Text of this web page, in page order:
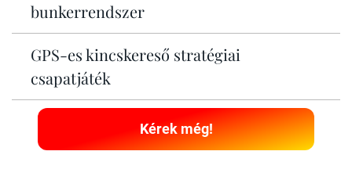
bunkerrendszer
GPS-es kincskereső stratégiai
csapatjáték
Kérek még!